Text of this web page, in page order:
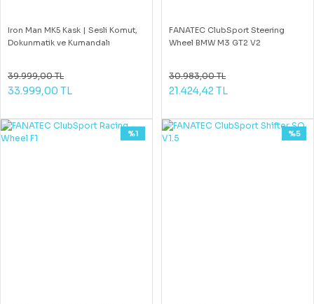
Iron Man MK5 Kask | Sesli Komut,
Dokunmatik ve Kumandalı
39.999,00 TL
33.999,00 TL
FANATEC ClubSport Steering
Wheel BMW M3 GT2 V2
30.983,00 TL
21.424,42 TL
%1 %5